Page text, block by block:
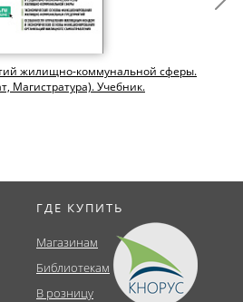
жилищно-коммунальной сферы.
Магистратура). Учебник.
ГДЕ КУПИТЬ
Магазинам
Библиотекам
В розницу